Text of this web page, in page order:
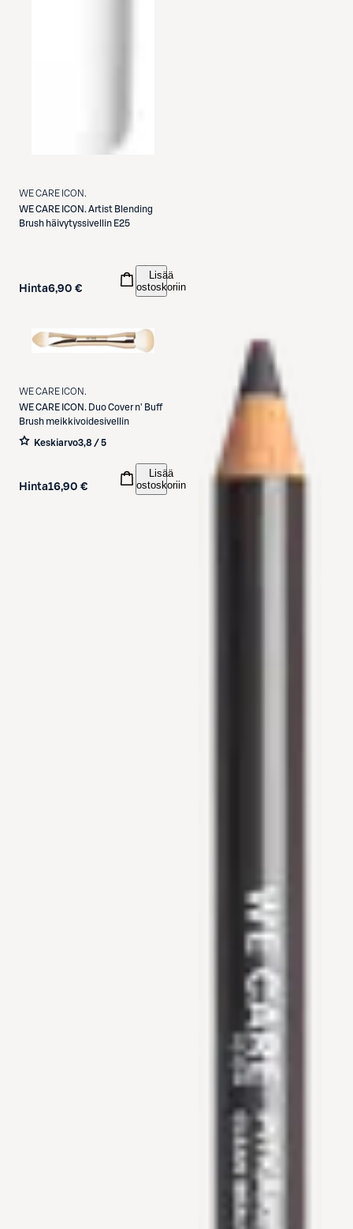
WE CARE ICON.
WE CARE ICON. Artist Blending
Brush häivytyssivellin E25
Hinta6,90 €
Lisää
ostoskoriin
WE CARE ICON.
WE CARE ICON. Duo Cover n' Buff
Brush meikkivoidesivellin
Keskiarvo3,8 / 5
Hinta16,90 €
Lisää
ostoskoriin